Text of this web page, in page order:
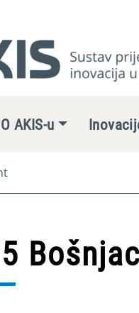
O AKIS-u